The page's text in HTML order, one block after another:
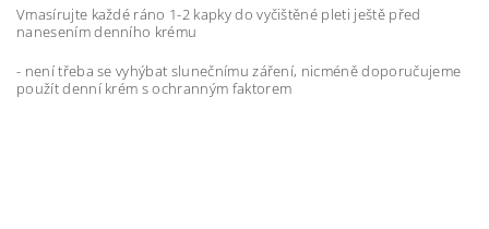
Vmasírujte každé ráno 1-2 kapky do vyčištěné pleti ještě před
nanesením denního krému
- není třeba se vyhýbat slunečnímu záření, nicméně doporučujeme
použít denní krém s ochranným faktorem